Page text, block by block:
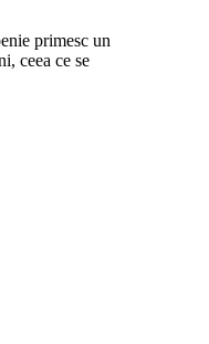
primesc un
ceea ce se